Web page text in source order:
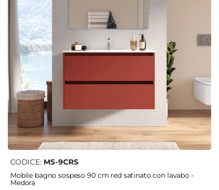
CODICE: MS-9CRS
Mobile bagno sospeso 90 cm red satinato con lavabo -
Medora